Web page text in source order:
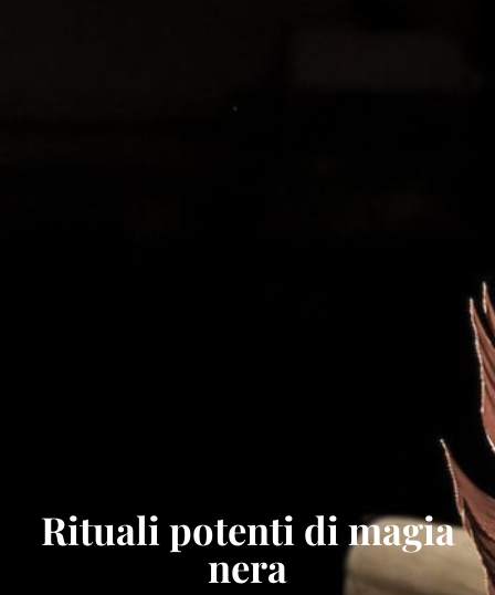
Rituali potenti di magia
nera